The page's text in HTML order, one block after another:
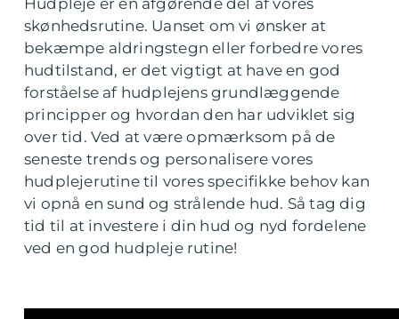
Hudpleje er en afgørende del af vores
skønhedsrutine. Uanset om vi ønsker at
bekæmpe aldringstegn eller forbedre vores
hudtilstand, er det vigtigt at have en god
forståelse af hudplejens grundlæggende
principper og hvordan den har udviklet sig
over tid. Ved at være opmærksom på de
seneste trends og personalisere vores
hudplejerutine til vores specifikke behov kan
vi opnå en sund og strålende hud. Så tag dig
tid til at investere i din hud og nyd fordelene
ved en god hudpleje rutine!